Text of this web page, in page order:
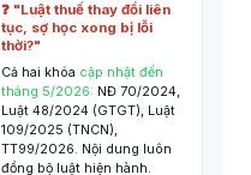
❓ "Luật thuế thay đổi liên
tục, sợ học xong bị lỗi
thời?"
Cả hai khóa cập nhật đến
tháng 5/2026: NĐ 70/2024,
Luật 48/2024 (GTGT), Luật
109/2025 (TNCN),
TT99/2026. Nội dung luôn
đồng bộ luật hiện hành.